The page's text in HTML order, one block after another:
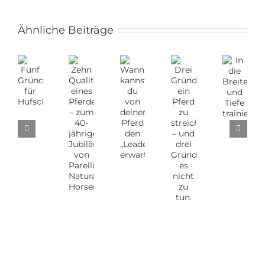
Ähnliche Beiträge
Gründe
Hufschuhe
Zehn
Qualitäten
eines
Pferdemenschen
zum
jährigen
Jubiläum
Wann
kannst
deinem
Pferd
Drei
Gründe,
Pferd
streicheln
Gründe,
Breite